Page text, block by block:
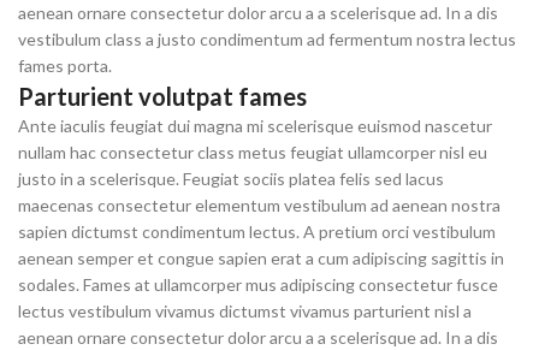
aenean ornare consectetur dolor arcu a a scelerisque ad. In a dis
vestibulum class a justo condimentum ad fermentum nostra lectus
fames porta.
Parturient volutpat fames
Ante iaculis feugiat dui magna mi scelerisque euismod nascetur
nullam hac consectetur class metus feugiat ullamcorper nisl eu
justo in a scelerisque. Feugiat sociis platea felis sed lacus
maecenas consectetur elementum vestibulum ad aenean nostra
sapien dictumst condimentum lectus. A pretium orci vestibulum
aenean semper et congue sapien erat a cum adipiscing sagittis in
sodales. Fames at ullamcorper mus adipiscing consectetur fusce
lectus vestibulum vivamus dictumst vivamus parturient nisl a
aenean ornare consectetur dolor arcu a a scelerisque ad. In a dis